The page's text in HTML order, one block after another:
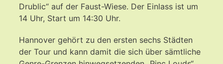
Drublic“ auf der Faust-Wiese. Der Einlass ist um
14 Uhr, Start um 14:30 Uhr.
Hannover gehört zu den ersten sechs Städten
der Tour und kann damit die sich über sämtliche